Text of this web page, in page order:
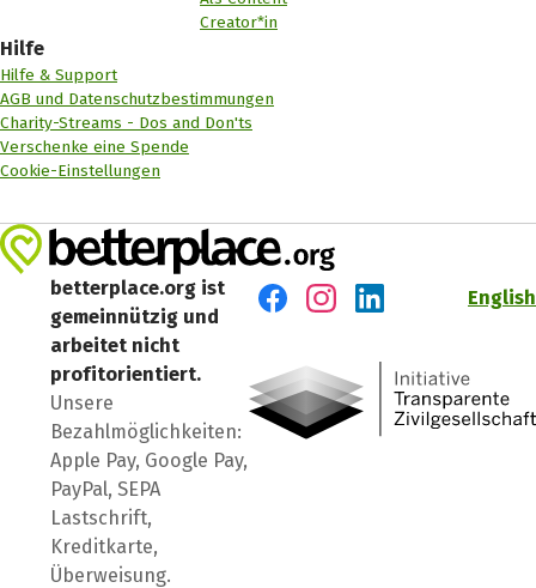
Creator*in
Hilfe
Hilfe & Support
AGB und Datenschutzbestimmungen
Charity-Streams - Dos and Don'ts
Verschenke eine Spende
Cookie-Einstellungen
betterplace.org ist
gemeinnützig und
arbeitet nicht
profitorientiert.
Unsere
Bezahlmöglichkeiten:
Apple Pay, Google Pay,
PayPal, SEPA
Lastschrift,
Kreditkarte,
Überweisung.
English